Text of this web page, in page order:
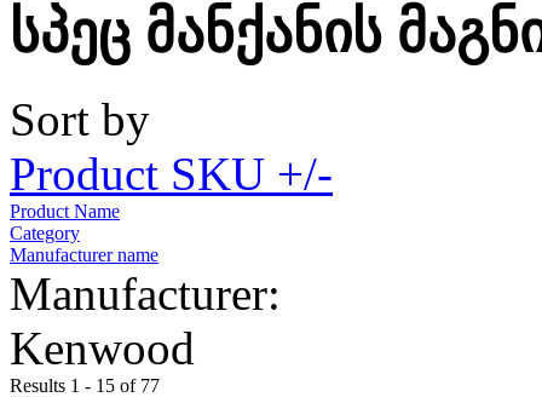
სპეც მანქანის
Sort by
Product SKU +/-
Product Name
Category
Manufacturer name
Manufacturer:
Kenwood
Results 1 - 15 of 77